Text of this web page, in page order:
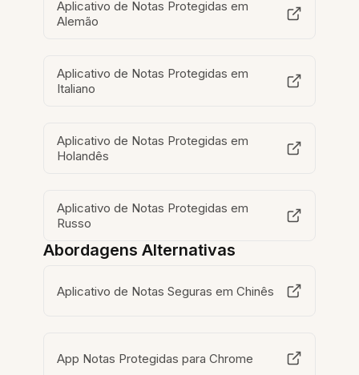
Aplicativo de Notas Protegidas em
Alemão
Aplicativo de Notas Protegidas em
Italiano
Aplicativo de Notas Protegidas em
Holandês
Aplicativo de Notas Protegidas em
Russo
Abordagens Alternativas
Aplicativo de Notas Seguras em Chinês
App Notas Protegidas para Chrome